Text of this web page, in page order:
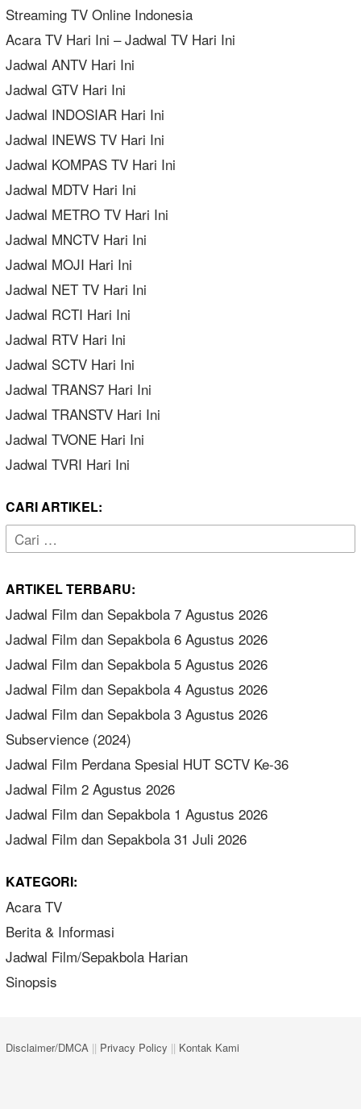
Streaming TV Online Indonesia
Acara TV Hari Ini – Jadwal TV Hari Ini
Jadwal ANTV Hari Ini
Jadwal GTV Hari Ini
Jadwal INDOSIAR Hari Ini
Jadwal INEWS TV Hari Ini
Jadwal KOMPAS TV Hari Ini
Jadwal MDTV Hari Ini
Jadwal METRO TV Hari Ini
Jadwal MNCTV Hari Ini
Jadwal MOJI Hari Ini
Jadwal NET TV Hari Ini
Jadwal RCTI Hari Ini
Jadwal RTV Hari Ini
Jadwal SCTV Hari Ini
Jadwal TRANS7 Hari Ini
Jadwal TRANSTV Hari Ini
Jadwal TVONE Hari Ini
Jadwal TVRI Hari Ini
CARI ARTIKEL:
Cari
untuk:
ARTIKEL TERBARU:
Jadwal Film dan Sepakbola 7 Agustus 2026
Jadwal Film dan Sepakbola 6 Agustus 2026
Jadwal Film dan Sepakbola 5 Agustus 2026
Jadwal Film dan Sepakbola 4 Agustus 2026
Jadwal Film dan Sepakbola 3 Agustus 2026
Subservience (2024)
Jadwal Film Perdana Spesial HUT SCTV Ke-36
Jadwal Film 2 Agustus 2026
Jadwal Film dan Sepakbola 1 Agustus 2026
Jadwal Film dan Sepakbola 31 Juli 2026
KATEGORI:
Acara TV
Berita & Informasi
Jadwal Film/Sepakbola Harian
Sinopsis
Disclaimer/DMCA || Privacy Policy || Kontak Kami